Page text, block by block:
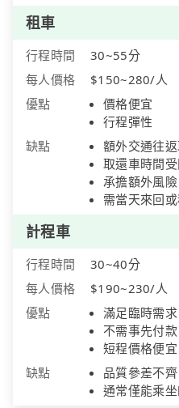
租車
行程時間
30~55分
每人價格
$150~280/人
優點
價格便宜
行程彈性
缺點
額外交通往
取還車時間
承擔額外風險
需當天來回
計程車
行程時間
30~40分
每人價格
$190~230/人
優點
滿足臨時需求
不需事先付款
短程價格便宜
缺點
品質參差不齊
通常僅能乘